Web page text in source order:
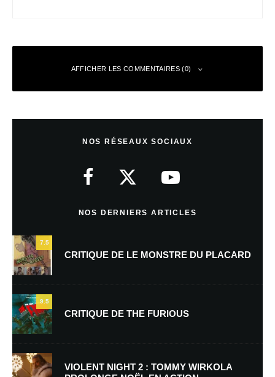
AFFICHER LES COMMENTAIRES (0)
Nom*
NOS RÉSEAUX SOCIAUX
NOS DERNIERS ARTICLES
7.5
CRITIQUE DE LE MONSTRE DU PLACARD
9.5
CRITIQUE DE THE FURIOUS
VIOLENT NIGHT 2 : TOMMY WIRKOLA